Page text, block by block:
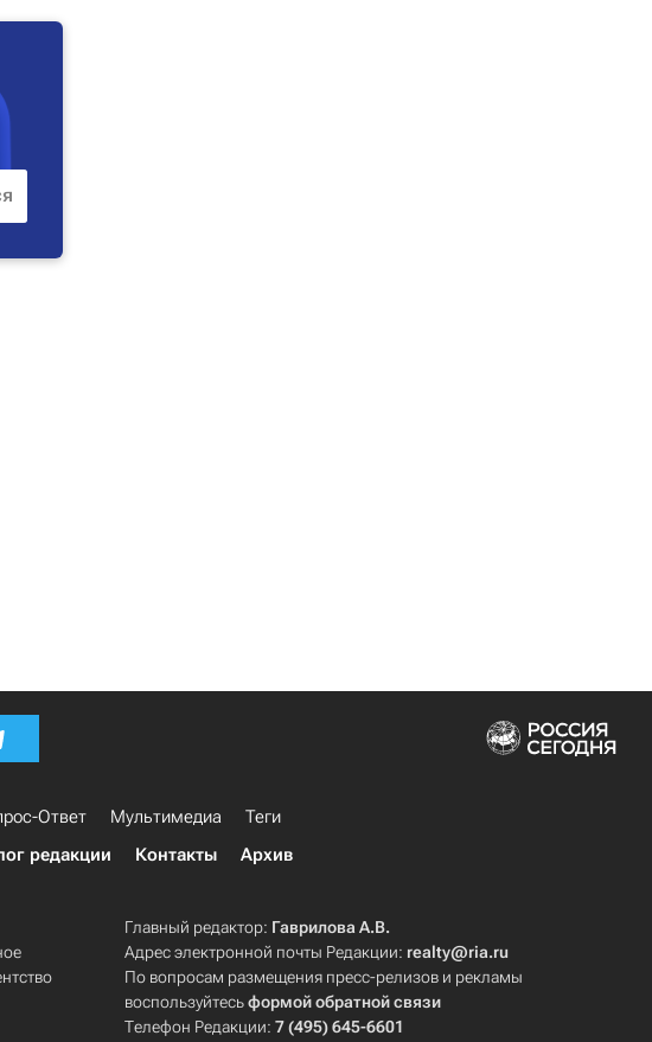
Ответ Мультимедиа
Теги
редакции Контакты Архив
Главный редактор: Гаврилова А.В.
Адрес электронной почты Редакции: realty@ria.ru
По вопросам размещения пресс-релизов и рекламы
воспользуйтесьформой обратной связи
Телефон Редакции:7 (495) 645-6601